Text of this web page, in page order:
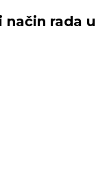
način rada u